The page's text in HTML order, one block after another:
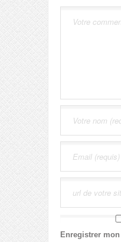
Enregistrer